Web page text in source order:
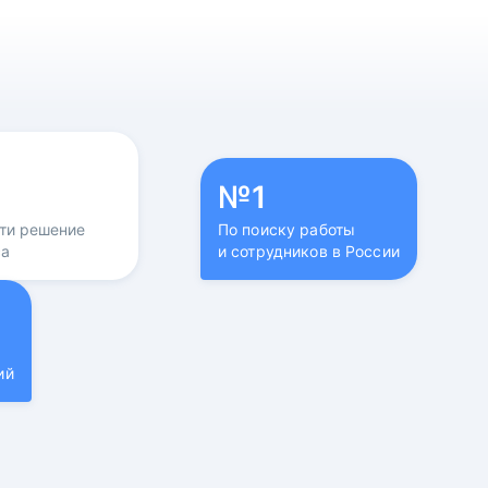
решение
№1
По поиску работы
и сотрудников в России